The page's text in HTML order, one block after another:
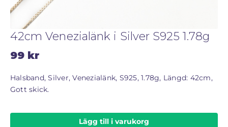
42cm Venezialänk i Silver S925 1.78g
99 kr
Halsband, Silver, Venezialänk, S925, 1.78g, Längd: 42cm,
Gott skick.
Lägg till i varukorg